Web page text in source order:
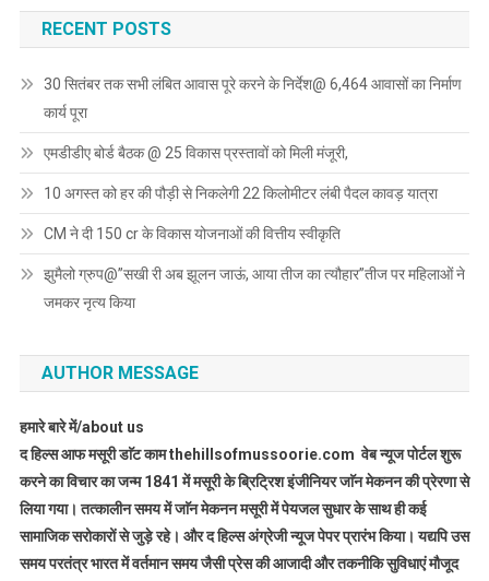
RECENT POSTS
30 सितंबर तक सभी लंबित आवास पूरे करने के निर्देश@ 6,464 आवासों का निर्माण
कार्य पूरा
एमडीडीए बोर्ड बैठक @ 25 विकास प्रस्तावों को मिली मंजूरी,
10 अगस्त को हर की पौड़ी से निकलेगी 22 किलोमीटर लंबी पैदल कावड़ यात्रा
CM ने दी 150 cr के विकास योजनाओं की वित्तीय स्वीकृति
झुमैलो ग्रुप@”सखी री अब झूलन जाऊं, आया तीज का त्यौहार”तीज पर महिलाओं ने
जमकर नृत्य किया
AUTHOR MESSAGE
हमारे बारे में/about us
द हिल्स आफ मसूरी डाॅट काम thehillsofmussoorie.com वेब न्यूज पोर्टल शुरू
करने का विचार का जन्म 1841 में मसूरी के ब्रिट्रिश इंजीनियर जाॅन मेकनन की प्रेरणा से
लिया गया। तत्कालीन समय में जाॅन मेकनन मसूरी में पेयजल सुधार के साथ ही कई
सामाजिक सरोकारों से जुड़े रहे। और द हिल्स अंग्रेजी न्यूज पेपर प्रारंभ किया। यद्यपि उस
समय परतंत्र भारत में वर्तमान समय जैसी प्रेस की आजादी और तकनीकि सुविधाएं मौजूद